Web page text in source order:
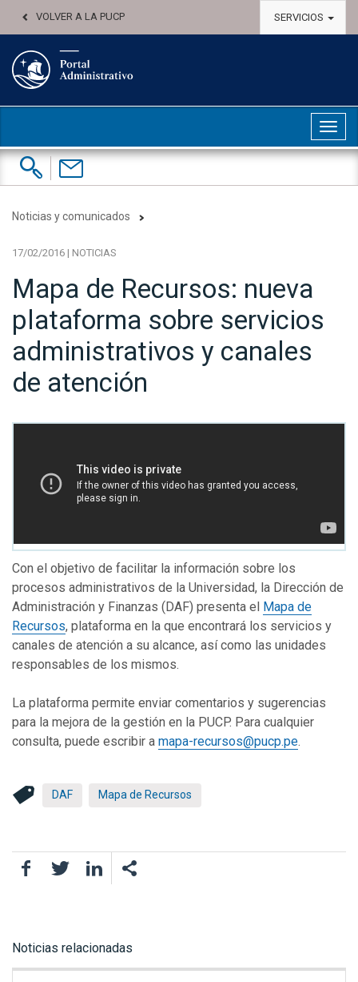
VOLVER A LA PUCP SERVICIOS
Buscar:
Contáctenos
Noticias y comunicados
17/02/2016 | NOTICIAS
Mapa de Recursos: nueva
plataforma sobre servicios
administrativos y canales
de atención
Con el objetivo de facilitar la información sobre los
procesos administrativos de la Universidad, la Dirección de
Administración y Finanzas (DAF) presenta el Mapa de
Recursos, plataforma en la que encontrará los servicios y
canales de atención a su alcance, así como las unidades
responsables de los mismos.
La plataforma permite enviar comentarios y sugerencias
para la mejora de la gestión en la PUCP. Para cualquier
consulta, puede escribir a mapa-recursos@pucp.pe.
DAF Mapa de Recursos
FacebookTwitterLinkedIn
Noticias relacionadas